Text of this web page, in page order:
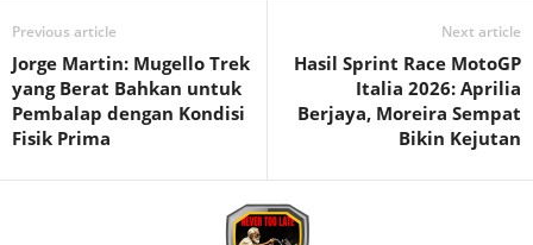
Previous article
Jorge Martin: Mugello Trek
yang Berat Bahkan untuk
Pembalap dengan Kondisi
Fisik Prima
Next article
Hasil Sprint Race MotoGP
Italia 2026: Aprilia
Berjaya, Moreira Sempat
Bikin Kejutan